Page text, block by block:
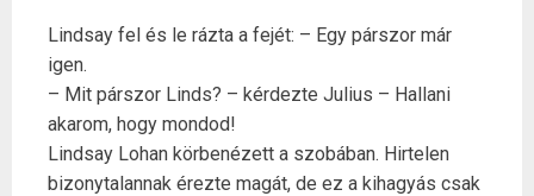
Lindsay fel és le rázta a fejét: – Egy párszor már
igen.
– Mit párszor Linds? – kérdezte Julius – Hallani
akarom, hogy mondod!
Lindsay Lohan körbenézett a szobában. Hirtelen
bizonytalannak érezte magát, de ez a kihagyás csak